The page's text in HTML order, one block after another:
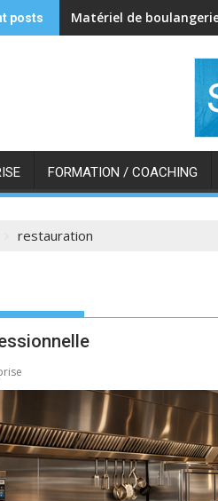
posts Matériel de
FORMATION / COACHING
restauration